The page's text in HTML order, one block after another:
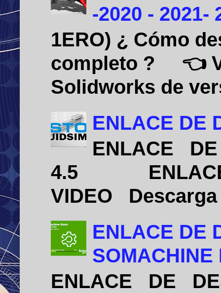
-2020 - 2021-
1ERO) ¿ Cómo
completo ? 👈
Solidworks de
ENLACE DE
ENLACE
4.5 ENLACE
VIDEO
ENLACE DE
SOMACHINE
ENLACE DE